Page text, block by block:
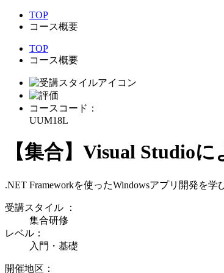
TOP
コース概要
TOP
コース概要
コースコード：
UUM18L
【集合】Visual Studio
.NET Frameworkを使ったWindowsアプリ開発を
受講スタイル ：
集合研修
レベル：
入門・基礎
開催地区：